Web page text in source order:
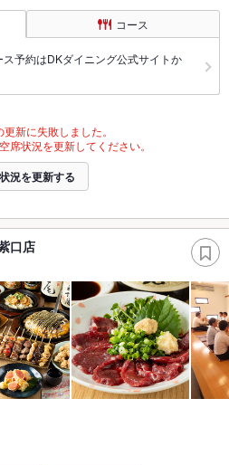
コース
ス予約はDKダイニング公式サイトか
新に失敗しました。
席状況を更新してください。
況を更新する
口店